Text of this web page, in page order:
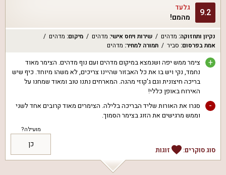
9.2 גלעד
מהמם!
נקיון ותחזוקה: מדהים שירות ויחס אישי: מדהים מיקום: מדהים
אמת בפרסום: סביר תמורה למחיר: מדהים
+
צימר ממש יפה ושנמצא במיקום מדהים ועם נוף מדהים. הצימר מאוד
נחמד, נקי ויש בו את כל האבזור שהיינו צריכים, לא משהו מיוחד. כיף שיש
בריכה חיצונית וגם ג'קוזי מהנה. המארחים נתנו טוב ומאוד שמחנו על
האירוח באופן כללי!
-
סגרו את האורות שליד הבריכה בלילה. הצימרים מאוד קרובים אחד לשני
וממש מרגישים את הזוג בצימר הסמוך.
סוג סוקרים: זוגות
מועילה?
כן